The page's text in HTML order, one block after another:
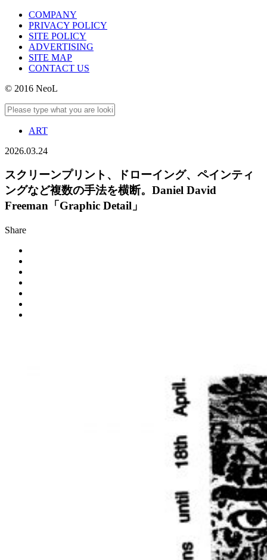
COMPANY
PRIVACY POLICY
SITE POLICY
ADVERTISING
SITE MAP
CONTACT US
© 2016 NeoL
ART
2026.03.24
スクリーンプリント、ドローイング、ペインティ
ングなど複数の手法を横断。Daniel David
Freeman「Graphic Detail」
Share